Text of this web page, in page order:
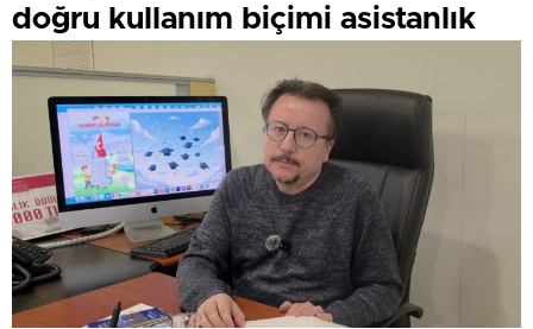
doğru kullanım biçimi asistanlık